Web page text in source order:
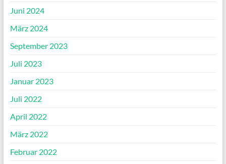
Juni 2024
März 2024
September 2023
Juli 2023
Januar 2023
Juli 2022
April 2022
März 2022
Februar 2022